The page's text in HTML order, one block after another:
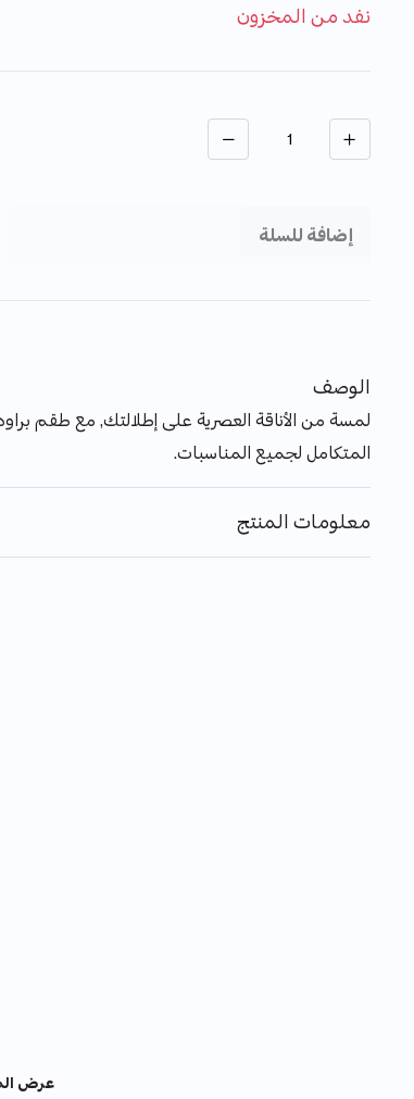
نفد من المخزون
الكمية
إضافة للسلة
الوصف
لمسة من الأناقة العصرية على إطلالتك, مع طقم
المتكامل لجميع المناسبات.
معلومات المنتج
عرض